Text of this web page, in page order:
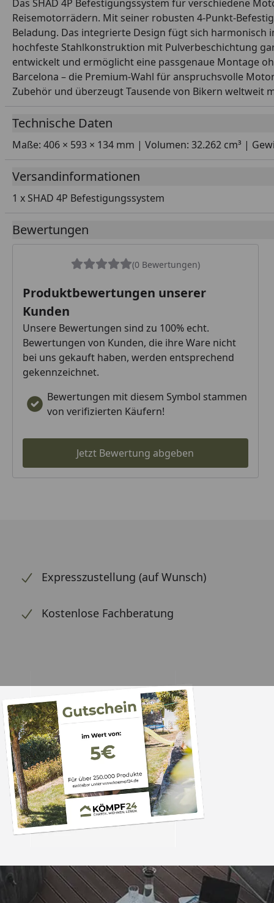
Das SHAD 4P Befestigungssystem für verschiedene
Reisemotorrädern. Mit seiner robusten 4-Punkt-
Beladung. Das integrierte Design fügt sich
hochfeste Stahlkonstruktion mit Pulverbeschichtung
entwickelt und ermöglicht eine passgenaue Montage
Barcelona – die Premium-Wahl für anspruchsvolle
Zubehör und überzeugt Tausende von Bikern weltweit
Technische Daten
Maße: 406 × 593 × 134 mm | Volumen: 32.262 cm³ |
Versandinformationen
1 x SHAD 4P Befestigungssystem
Bewertungen
(0 Bewertungen)
Produktbewertungen unserer
Kunden
Unsere Bewertungen sind zu 100% echt.
Bewertungen von Kunden, die ihre Ware nicht
bei uns gekauft haben, werden entsprechend
gekennzeichnet.
Bewertungen mit diesem Symbol stammen
von verifizierten Käufern!
Jetzt Bewertung abgeben
Expresszustellung (auf Wunsch)
Kostenlose Fachberatung